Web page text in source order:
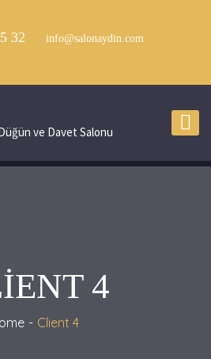
32 info@salonaydin.com
4
Client 4